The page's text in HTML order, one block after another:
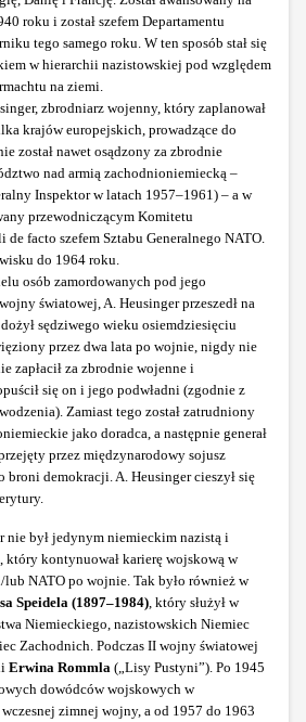
roku i został szefem Departamentu
tego samego roku. W ten sposób stał się
w hierarchii nazistowskiej pod względem
na ziemi.
zbrodniarz wojenny, który zaplanował
krajów europejskich, prowadzące do
został nawet osądzony za zbrodnie
nad armią zachodnioniemiecką –
Inspektor w latach 1957–1961) – a w
przewodniczącym Komitetu
facto szefem Sztabu Generalnego NATO.
do 1964 roku.
osób zamordowanych pod jego
światowej, A. Heusinger przeszedł na
sędziwego wieku osiemdziesięciu
przez dwa lata po wojnie, nigdy nie
zapłacił za zbrodnie wojenne i
się on i jego podwładni (zgodnie z
Zamiast tego został zatrudniony
jako doradca, a następnie generał
przez międzynarodowy sojusz
demokracji. A. Heusinger cieszył się
nie był jedynym niemieckim nazistą i
który kontynuował karierę wojskową w
NATO po wojnie. Tak było również w
Speidela (1897‒1984) , który służył w
Niemieckiego, nazistowskich Niemiec
Zachodnich. Podczas II wojny światowej
Erwina Rommla („Lisy Pustyni”). Po 1945
dowódców wojskowych w
zimnej wojny, a od 1957 do 1963